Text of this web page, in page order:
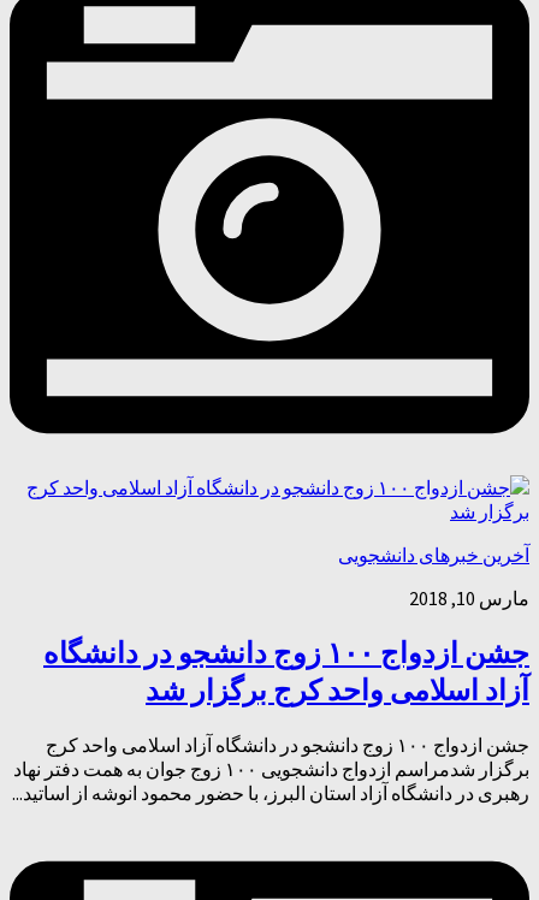
آخرین خبرهای دانشجویی
مارس 10, 2018
جشن ازدواج ۱۰۰ زوج دانشجو در دانشگاه
آزاد اسلامی واحد کرج برگزار شد
جشن ازدواج ۱۰۰ زوج دانشجو در دانشگاه آزاد اسلامی واحد کرج
برگزار شدمراسم ازدواج دانشجویی ۱۰۰ زوج جوان به همت دفتر نهاد
رهبری در دانشگاه آزاد استان البرز، با حضور محمود انوشه از اساتید...